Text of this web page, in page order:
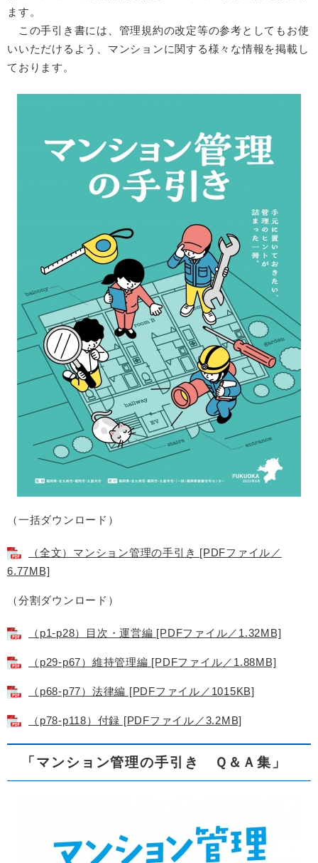
ます。
この手引き書には、管理規約の改定等の参考としてもお使
いいただけるよう、マンションに関する様々な情報を掲載し
ております。
（一括ダウンロード）
（全文）マンション管理の手引き [PDFファイル／
6.77MB]
（分割ダウンロード）
（p1-p28）目次・運営編 [PDFファイル／1.32MB]
（p29-p67）維持管理編 [PDFファイル／1.88MB]
（p68-p77）法律編 [PDFファイル／1015KB]
（p78-p118）付録 [PDFファイル／3.2MB]
「マンション管理の手引き Ｑ＆Ａ集」